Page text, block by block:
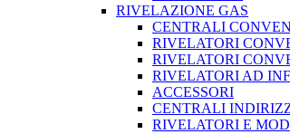
RIVELAZIONE GAS
CENTRALI
RIVELATORI
RIVELATORI
RIVELATORI AD
ACCESSORI
CENTRALI
RIVELATORI E